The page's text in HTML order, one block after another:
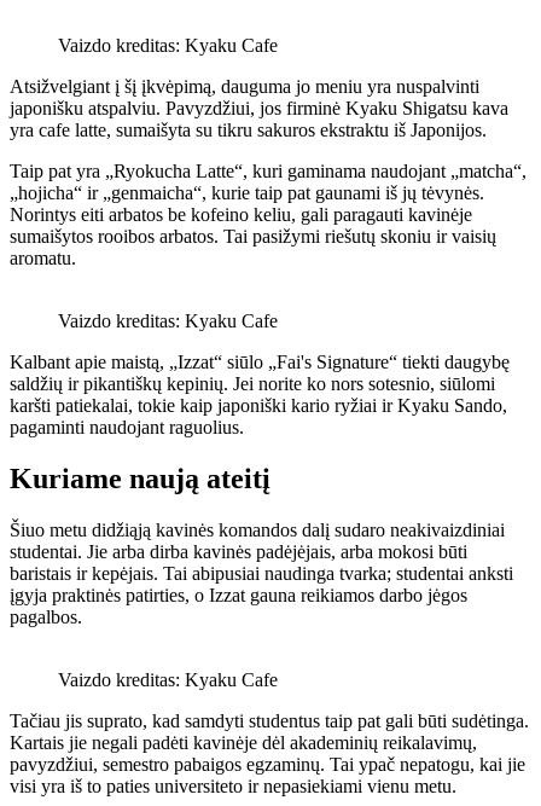
Vaizdo kreditas: Kyaku Cafe
Atsižvelgiant į šį įkvėpimą, dauguma jo meniu yra nuspalvinti
japonišku atspalviu. Pavyzdžiui, jos firminė Kyaku Shigatsu kava
yra cafe latte, sumaišyta su tikru sakuros ekstraktu iš Japonijos.
Taip pat yra „Ryokucha Latte“, kuri gaminama naudojant „matcha“,
„hojicha“ ir „genmaicha“, kurie taip pat gaunami iš jų tėvynės.
Norintys eiti arbatos be kofeino keliu, gali paragauti kavinėje
sumaišytos rooibos arbatos. Tai pasižymi riešutų skoniu ir vaisių
aromatu.
Vaizdo kreditas: Kyaku Cafe
Kalbant apie maistą, „Izzat“ siūlo „Fai's Signature“ tiekti daugybę
saldžių ir pikantiškų kepinių. Jei norite ko nors sotesnio, siūlomi
karšti patiekalai, tokie kaip japoniški kario ryžiai ir Kyaku Sando,
pagaminti naudojant raguolius.
Kuriame naują ateitį
Šiuo metu didžiąją kavinės komandos dalį sudaro neakivaizdiniai
studentai. Jie arba dirba kavinės padėjėjais, arba mokosi būti
baristais ir kepėjais. Tai abipusiai naudinga tvarka; studentai anksti
įgyja praktinės patirties, o Izzat gauna reikiamos darbo jėgos
pagalbos.
Vaizdo kreditas: Kyaku Cafe
Tačiau jis suprato, kad samdyti studentus taip pat gali būti sudėtinga.
Kartais jie negali padėti kavinėje dėl akademinių reikalavimų,
pavyzdžiui, semestro pabaigos egzaminų. Tai ypač nepatogu, kai jie
visi yra iš to paties universiteto ir nepasiekiami vienu metu.